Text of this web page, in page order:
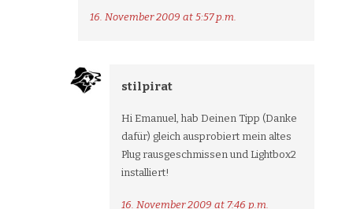
16. November 2009 at 5:57 p.m.
stilpirat
Hi Emanuel, hab Deinen Tipp (Danke
dafür) gleich ausprobiert mein altes
Plug rausgeschmissen und Lightbox2
installiert!
16. November 2009 at 7:46 p.m.